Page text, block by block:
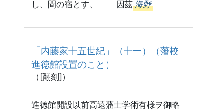
し、間の宿とす、 因茲 海野
「内藤家十五世紀」（十一）（藩校
進徳館設置のこと）
（[翻刻]）
進徳館開設以前高遠藩士学術有様ヲ御略